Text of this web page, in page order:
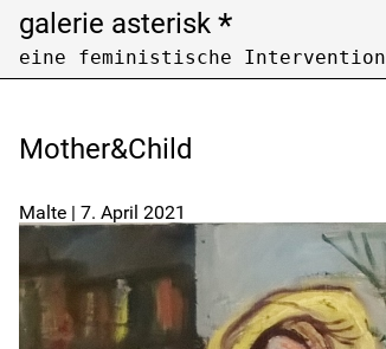
galerie asterisk *
eine feministische Intervention
B C
F
G H
K
L M
Mother&Child
Malte | 7. April 2021